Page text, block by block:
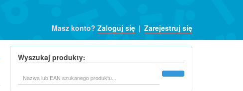
Masz konto? Zaloguj się | Zarejestruj się
Wyszukaj produkty: